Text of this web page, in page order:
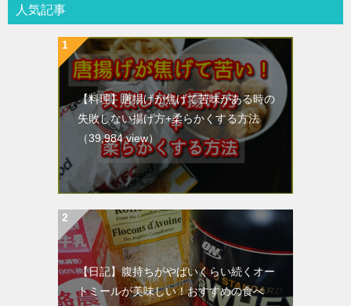
人気記事
【料理】唐揚げが焦げて苦味がある時の
失敗しない揚げ方+柔らかくする方法
（39,984 view）
【日記】腹持ちがやばいくらい続くオー
トミールが美味しい！おすすめの食べ